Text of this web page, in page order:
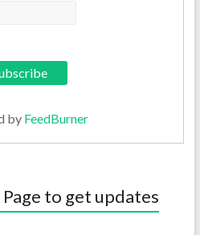
by FeedBurner
to get updates